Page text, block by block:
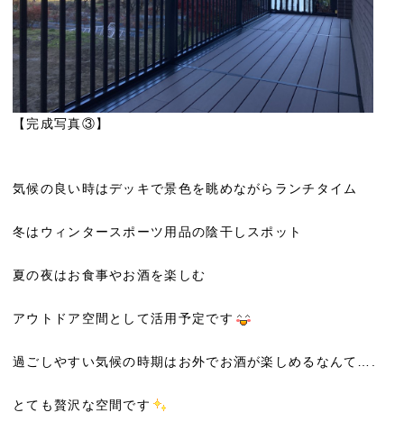
【完成写真③】
気候の良い時はデッキで景色を眺めながらランチタイム
冬はウィンタースポーツ用品の陰干しスポット
夏の夜はお食事やお酒を楽しむ
アウトドア空間として活用予定です
過ごしやすい気候の時期はお外でお酒が楽しめるなんて….
とても贅沢な空間です